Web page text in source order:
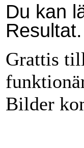
Du kan
Resultat.
Grattis
Bilder